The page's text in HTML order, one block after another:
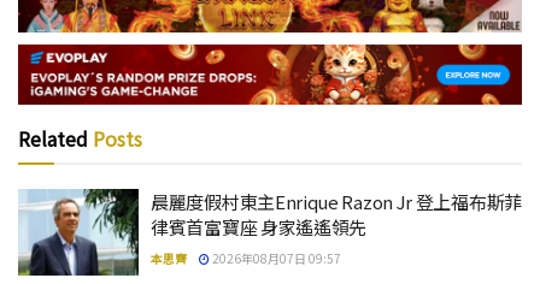
Related Posts
晨麗度假村東主Enrique Razon Jr 登上福布斯菲
律賓首富寶座 身家遙遙領先
本思齊 2026年08月07日 09:57